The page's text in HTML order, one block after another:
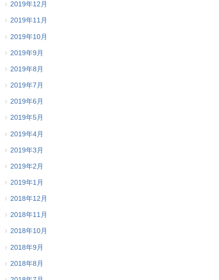
2019年12月
2019年11月
2019年10月
2019年9月
2019年8月
2019年7月
2019年6月
2019年5月
2019年4月
2019年3月
2019年2月
2019年1月
2018年12月
2018年11月
2018年10月
2018年9月
2018年8月